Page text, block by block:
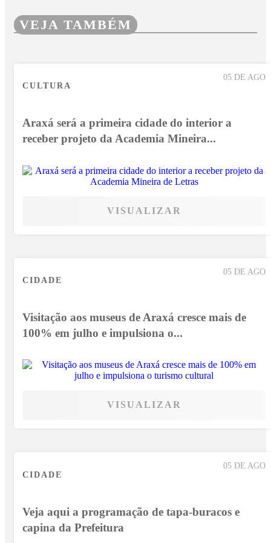
VEJA TAMBÉM
05 DE AGO
CULTURA
Araxá será a primeira cidade do interior a
receber projeto da Academia Mineira...
VISUALIZAR
05 DE AGO
CIDADE
Visitação aos museus de Araxá cresce mais de
100% em julho e impulsiona o...
VISUALIZAR
05 DE AGO
CIDADE
Veja aqui a programação de tapa-buracos e
capina da Prefeitura